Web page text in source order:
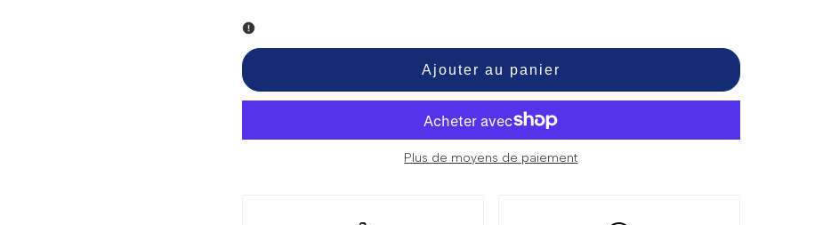
quantité
pour
Carte
pour
Carte
Ajouter au panier
Plus de moyens de paiement